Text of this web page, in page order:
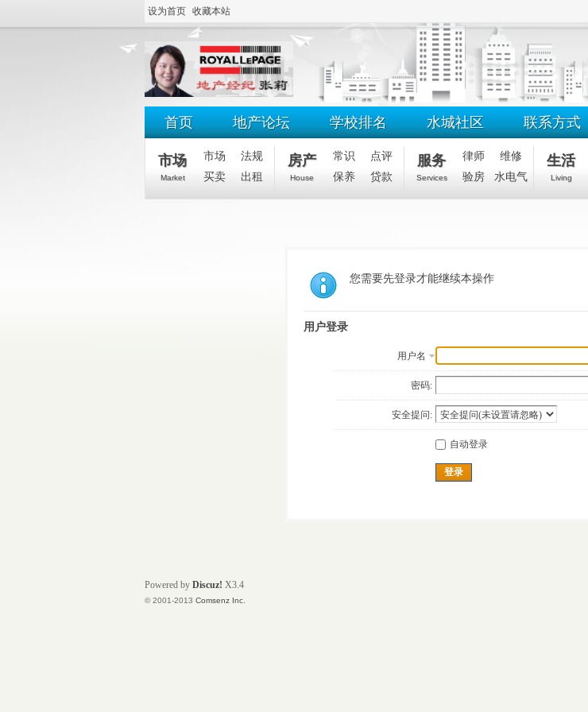
设为首页 收藏本站
首页 地产论坛 学校排名 水城社区 联系方式
市场
Market
市场
法规
买卖
出租
房产
House
常识
点评
保养
贷款
服务
Services
律师
维修
验房
水电气
生活
Living
您需要先登录才能继续本操作
用户登录
用户名
密码:
安全提问:
自动登录
登录
Powered by Discuz! X3.4
© 2001-2013 Comsenz Inc.